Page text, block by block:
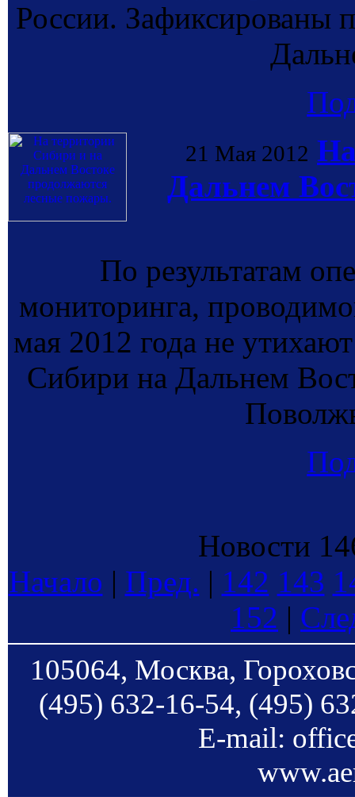
России. Зафиксированы
21 Мая 2012
Дальнем
По результатам
мониторинга,
мая 2012 года не
Сибири на Дальнем
Новости
Начало | Пред. | 142 143
152 |
105064, Москва,
(495) 632-16-54, (495)
E-mail: